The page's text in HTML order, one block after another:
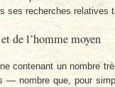
ses recherches relatives
de l’homme moyen
contenant un nombre
— nombre que, pour